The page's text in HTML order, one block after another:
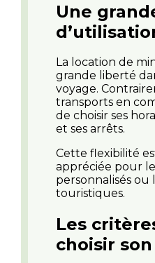
Une
La location de
grande liberté
voyage.
transports en
de choisir ses
et ses arrêts.
Cette flexibilité
appréciée pour
personnalisés ou
touristiques.
Les
choisir